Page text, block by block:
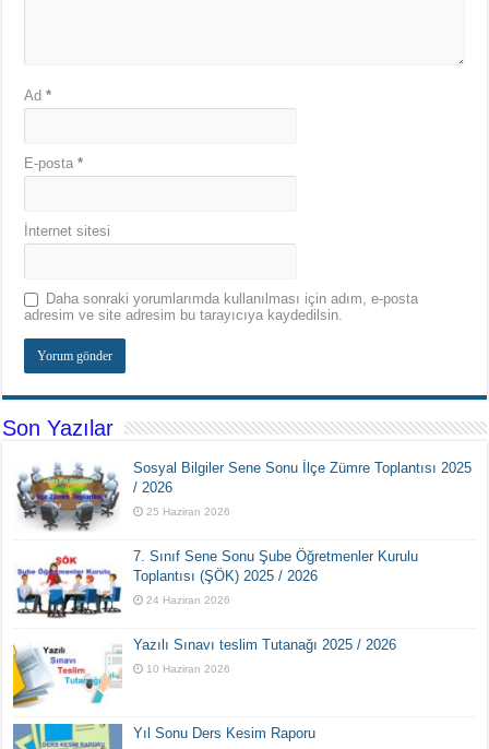
Ad*
E-posta*
İnternet sitesi
Daha sonraki yorumlarımda kullanılması için adım, e-posta
adresim ve site adresim bu tarayıcıya kaydedilsin.
Son Yazılar
Sosyal Bilgiler Sene Sonu İlçe Zümre Toplantısı 2025
/ 2026
25 Haziran 2026
7. Sınıf Sene Sonu Şube Öğretmenler Kurulu
Toplantısı (ŞÖK) 2025 / 2026
24 Haziran 2026
Yazılı Sınavı teslim Tutanağı 2025 / 2026
10 Haziran 2026
Yıl Sonu Ders Kesim Raporu